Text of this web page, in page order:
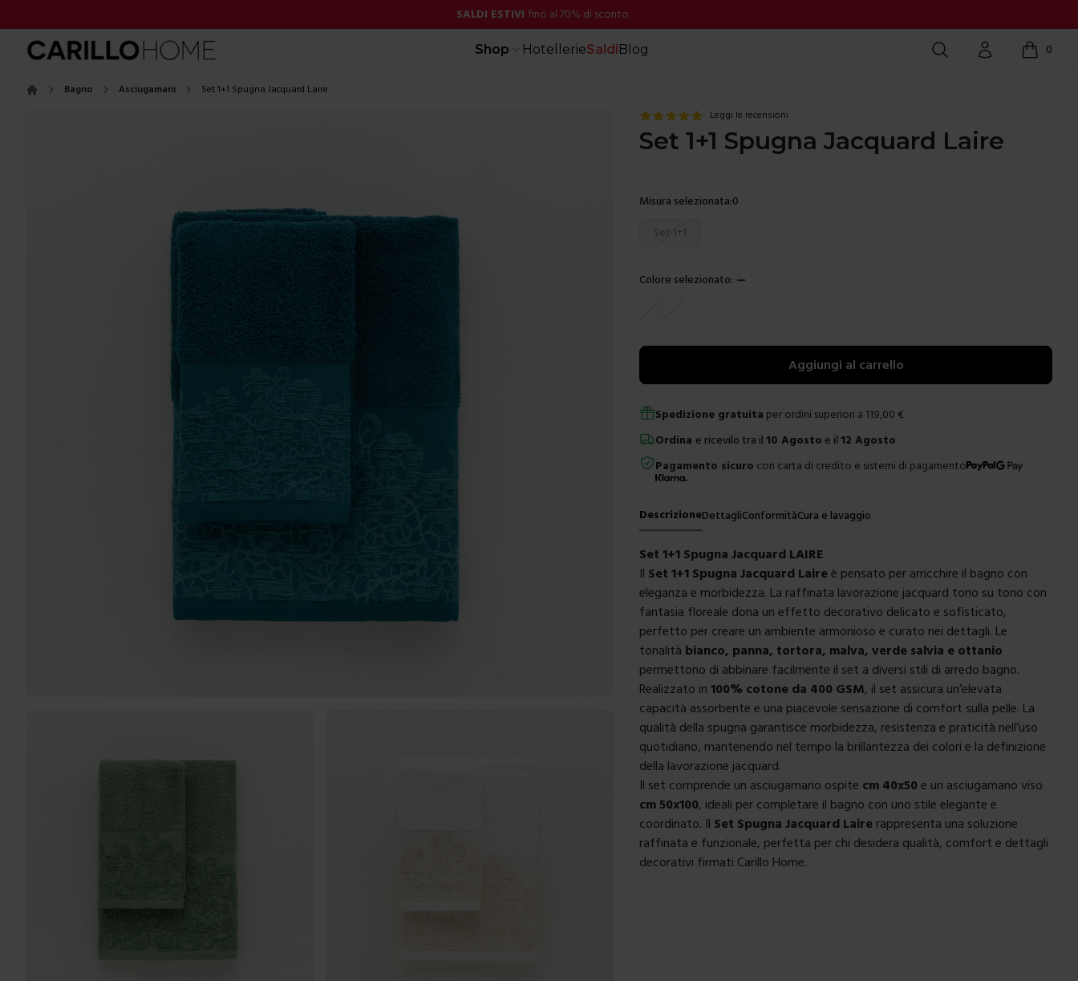
SALDI ESTIVI fino al 70% di sconto
Shop HotellerieSaldiBlog Cerca Account 0
items in
Bagno Asciugamani Set 1+1 Spugna Jacquard Laire
Leggi le recensioni
Set 1+1 Spugna Jacquard Laire
Misura selezionata:0
Scegli una misura
Set 1+1
Colore selezionato: —
Aggiungi al carrello
Spedizione gratuita per ordini superiori a 119,00 €
Ordina e ricevilo tra il10 Agosto e il 12 Agosto
Pagamento sicuro con carta di credito e sistemi di pagamento
DescrizioneDettagliConformitàCura e lavaggio
Set 1+1 Spugna Jacquard LAIRE
Il Set 1+1 Spugna Jacquard Laireè pensato per arricchire il bagno con
eleganza e morbidezza. La raffinata lavorazione jacquard tono su tono con
fantasia floreale dona un effetto decorativo delicato e sofisticato,
perfetto per creare un ambiente armonioso e curato nei dettagli. Le
tonalità bianco, panna, tortora, malva, verde salvia e ottanio
permettono di abbinare facilmente il set a diversi stili di arredo bagno.
Realizzato in100% cotone da 400 GSM, il set assicura un’elevata
capacità assorbente e una piacevole sensazione di comfort sulla pelle. La
qualità della spugna garantisce morbidezza, resistenza e praticità nell’uso
quotidiano, mantenendo nel tempo la brillantezza dei colori e la definizione
della lavorazione jacquard.
Il set comprende un asciugamano ospite cm 40x50 e un asciugamano viso
cm 50x100, ideali per completare il bagno con uno stile elegante e
coordinato. Il Set Spugna Jacquard Laire rappresenta una soluzione
raffinata e funzionale, perfetta per chi desidera qualità, comfort e dettagli
decorativi firmati Carillo Home.